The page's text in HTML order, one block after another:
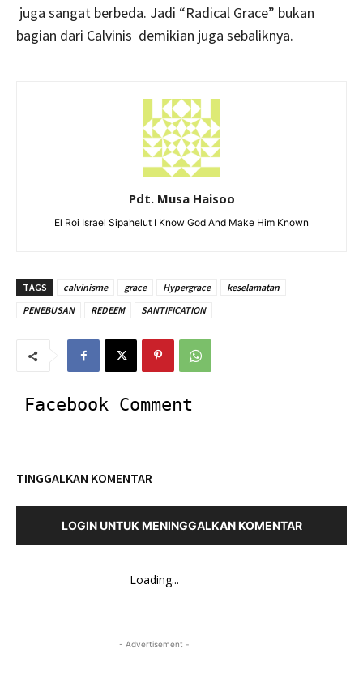
juga sangat berbeda. Jadi “Radical Grace” bukan
bagian dari Calvinis demikian juga sebaliknya.
Pdt. Musa Haisoo
El Roi Israel Sipahelut I Know God And Make Him Known
TAGS calvinisme grace Hypergrace
keselamatan
PENEBUSAN
REDEEM SANTIFICATION
Facebook Comment
TINGGALKAN KOMENTAR
LOGIN UNTUK MENINGGALKAN KOMENTAR
Loading...
- Advertisement -